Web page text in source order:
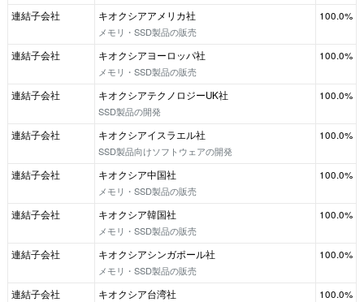
連結子会社
キオクシアアメリカ社
メモリ・SSD製品の販売
100.0%
連結子会社
キオクシアヨーロッパ社
メモリ・SSD製品の販売
100.0%
連結子会社
キオクシアテクノロジーUK社
SSD製品の開発
100.0%
連結子会社
キオクシアイスラエル社
SSD製品向けソフトウェアの開発
100.0%
連結子会社
キオクシア中国社
メモリ・SSD製品の販売
100.0%
連結子会社
キオクシア韓国社
メモリ・SSD製品の販売
100.0%
連結子会社
キオクシアシンガポール社
メモリ・SSD製品の販売
100.0%
連結子会社
キオクシア台湾社
100.0%